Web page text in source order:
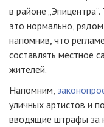
в районе
это нормально,
напомнив, что
составлять местное
жителей.
Напомним,
уличных артистов и
вводящие штрафы за